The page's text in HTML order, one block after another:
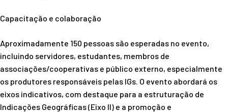
Capacitação e colaboração
Aproximadamente 150 pessoas são esperadas no evento,
incluindo servidores, estudantes, membros de
associações/cooperativas e público externo, especialmente
os produtores responsáveis pelas IGs. O evento abordará os
eixos indicativos, com destaque para a estruturação de
Indicações Geográficas (Eixo II) e a promoção e